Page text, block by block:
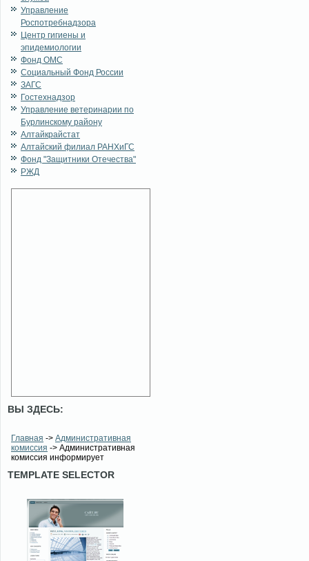
Управление
Роспотребнадзора
Центр гигиены и
эпидемиологии
Фонд ОМС
Социальный Фонд России
ЗАГС
Гостехнадзор
Управление ветеринарии по
Бурлинскому району
Алтайкрайстат
Алтайский филиал РАНХиГС
Фонд "Защитники Отечества"
РЖД
ВЫ ЗДЕСЬ:
Главная -> Административная
комиссия -> Административная
комиссия информирует
TEMPLATE SELECTOR